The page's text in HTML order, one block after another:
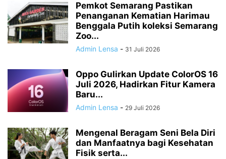
Pemkot Semarang Pastikan
Penanganan Kematian Harimau
Benggala Putih koleksi Semarang
Zoo...
Admin Lensa - 31 Juli 2026
Oppo Gulirkan Update ColorOS 16
Juli 2026, Hadirkan Fitur Kamera
Baru...
Admin Lensa - 29 Juli 2026
Mengenal Beragam Seni Bela Diri
dan Manfaatnya bagi Kesehatan
Fisik serta...